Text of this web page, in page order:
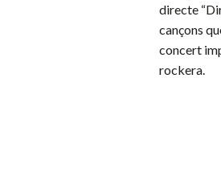
directe
cançons
concert
rockera.